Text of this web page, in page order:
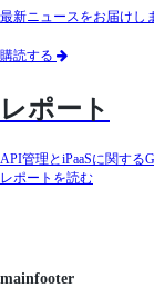
最新ニュースをお届けし
購読する
レポート
API管理とiPaaSに関する
レポートを読む
mainfooter